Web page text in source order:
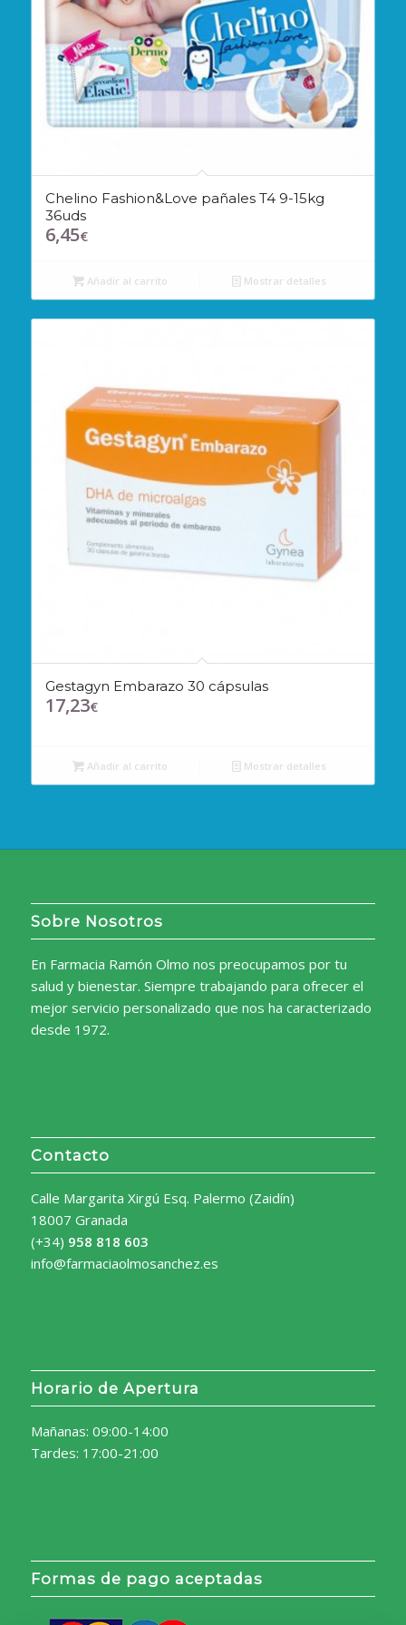
Chelino Fashion&Love pañales T4 9-15kg
36uds
6,45€
Añadir al carrito Mostrar detalles
Gestagyn Embarazo 30 cápsulas
17,23€
Añadir al carrito Mostrar detalles
Sobre Nosotros
En Farmacia Ramón Olmo nos preocupamos por tu
salud y bienestar. Siempre trabajando para ofrecer el
mejor servicio personalizado que nos ha caracterizado
desde 1972.
Contacto
Calle Margarita Xirgú Esq. Palermo (Zaidín)
18007 Granada
(+34) 958 818 603
info@farmaciaolmosanchez.es
Horario de Apertura
Mañanas: 09:00-14:00
Tardes: 17:00-21:00
Formas de pago aceptadas